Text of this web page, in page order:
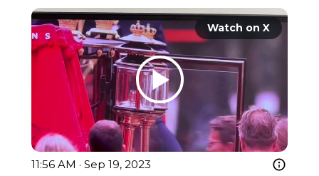
Watch on X
11:56 AM · Sep 19, 2023